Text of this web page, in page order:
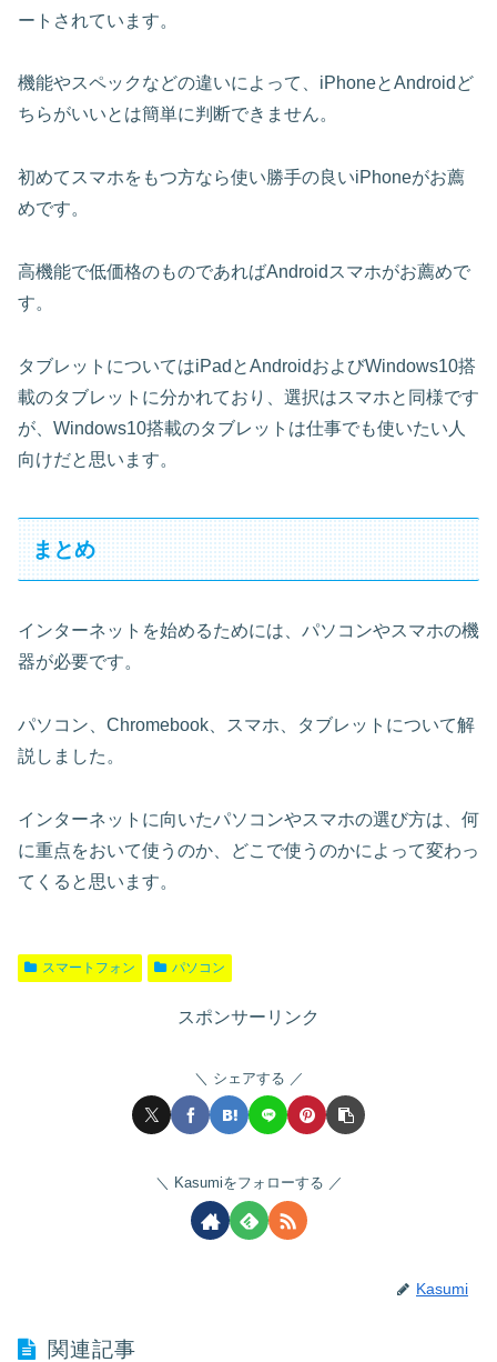
ートされています。
機能やスペックなどの違いによって、iPhoneとAndroidど
ちらがいいとは簡単に判断できません。
初めてスマホをもつ方なら使い勝手の良いiPhoneがお薦
めです。
高機能で低価格のものであればAndroidスマホがお薦めで
す。
タブレットについてはiPadとAndroidおよびWindows10搭
載のタブレットに分かれており、選択はスマホと同様です
が、Windows10搭載のタブレットは仕事でも使いたい人
向けだと思います。
まとめ
インターネットを始めるためには、パソコンやスマホの機
器が必要です。
パソコン、Chromebook、スマホ、タブレットについて解
説しました。
インターネットに向いたパソコンやスマホの選び方は、何
に重点をおいて使うのか、どこで使うのかによって変わっ
てくると思います。
スマートフォン パソコン
スポンサーリンク
シェアする
Kasumiをフォローする
Kasumi
関連記事